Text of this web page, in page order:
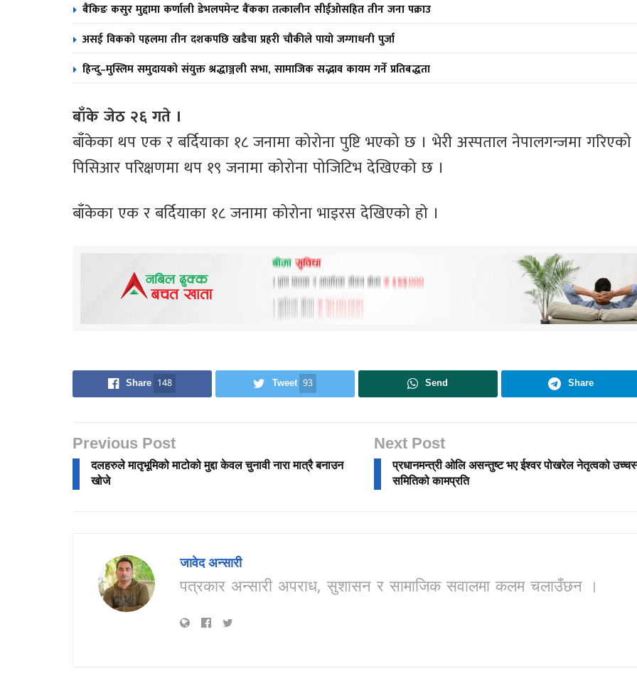
बैंकिङ कसुर मुद्दामा कर्णाली डेभलपमेन्ट बैंकका तत्कालीन सीईओसहित तीन जना पक्राउ
असई विकको पहलमा तीन दशकपछि खडैचा प्रहरी चौकीले पायो जग्गाधनी पुर्जा
हिन्दु–मुस्लिम समुदायको संयुक्त श्रद्धाञ्जली सभा, सामाजिक सद्भाव कायम गर्ने प्रतिबद्धता
बाँके जेठ २६ गते ।
बाँकेका थप एक र बर्दियाका १८ जनामा कोरोना पुष्टि भएको छ । भेरी अस्पताल नेपालगन्जमा गरिएको
पिसिआर परिक्षणमा थप १९ जनामा कोरोना पोजिटिभ देखिएको छ ।
बाँकेका एक र बर्दियाका १८ जनामा कोरोना भाइरस देखिएको हो ।
Share 148 Tweet 93 Send Share
Previous Post
दलहरुले मातृभूमिको माटोको मुद्दा केवल चुनावी नारा मात्रै बनाउन
खोजे
Next Post
प्रधानमन्त्री ओलि असन्तुष्ट भए ईश्वर पोखरेल नेतृत्वको
समितिको कामप्रति
जावेद अन्सारी
पत्रकार अन्सारी अपराध, सुशासन र सामाजिक सवालमा कलम चलाउँछन ।